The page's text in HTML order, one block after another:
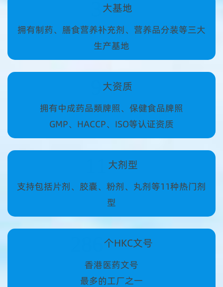
大基地
拥有制药、膳食营养补充剂、营养品分装等三大
生产基地
大资质
拥有中成药品類牌照、保健食品牌照
GMP、HACCP、ISO等认证资质
大剂型
支持包括片剂、胶囊、粉剂、丸剂等11种热门剂
型
个HKC文号
香港医药文号
最多的工厂之一